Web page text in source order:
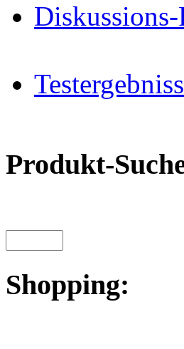
Produkt-
Shopping: